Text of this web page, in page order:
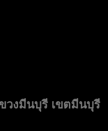
วงมีนบุรี เขตมีนบุรี